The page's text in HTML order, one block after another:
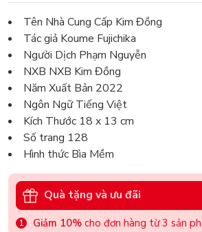
Tên Nhà Cung Cấp Kim Đồng
Tác giả Koume Fujichika
Người Dịch Phạm Nguyễn
NXB NXB Kim Đồng
Năm Xuất Bản 2022
Ngôn Ngữ Tiếng Việt
Kích Thước 18 x 13 cm
Số trang 128
Hình thức Bìa Mềm
Quà tặng và ưu đãi
Giảm 10% cho đơn hàng từ 3 sản